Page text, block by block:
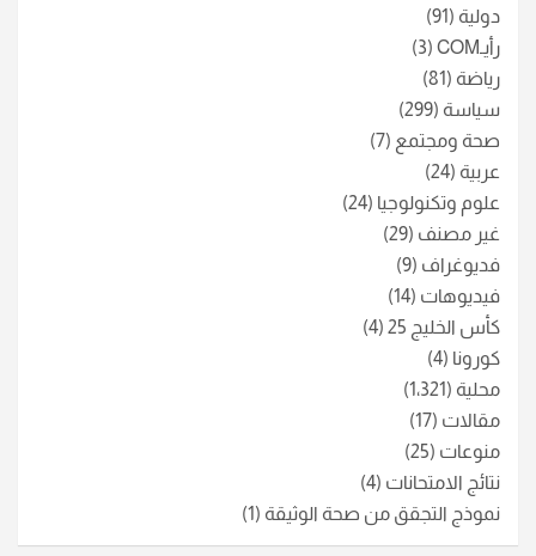
دولية (91)
رأيـCOM
(3)
رياضة (81)
سياسة (299)
صحة ومجتمع (7)
عربية (24)
علوم وتكنولوجيا (24)
غير مصنف (29)
فديوغراف (9)
فيديوهات (14)
كأس الخليج 25
(4)
كورونا (4)
محلية (1٬321)
مقالات (17)
منوعات (25)
نتائج الامتحانات (4)
نموذج التجقق من صحة الوثيقة (1)